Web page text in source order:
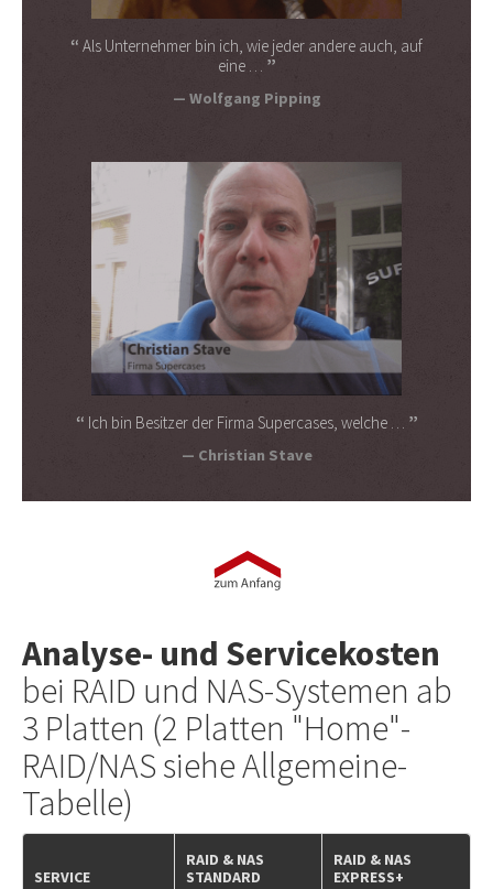
Als Unternehmer bin ich, wie jeder andere auch, auf
eine …
Wolfgang Pipping
Ich bin Besitzer der Firma Supercases, welche …
Christian Stave
Analyse- und Servicekosten
bei RAID und NAS-Systemen ab
3 Platten (2 Platten "Home"-
RAID/NAS siehe Allgemeine-
Tabelle)
SERVICE
RAID & NAS
STANDARD
RAID & NAS
EXPRESS+